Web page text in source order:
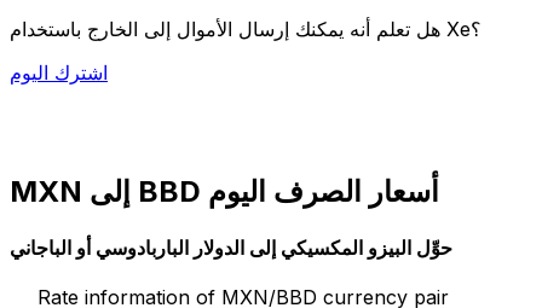
هل تعلم أنه يمكنك إرسال الأموال إلى الخارج باستخدام Xe؟
اشترك اليوم
MXN إلى BBD أسعار الصرف اليوم
حوِّل البيزو المكسيكي إلى الدولار الباربادوسي أو الباجاني
Rate information of MXN/BBD currency pair